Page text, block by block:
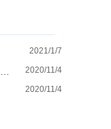
2021/1/7
2020/11/4
2020/11/4